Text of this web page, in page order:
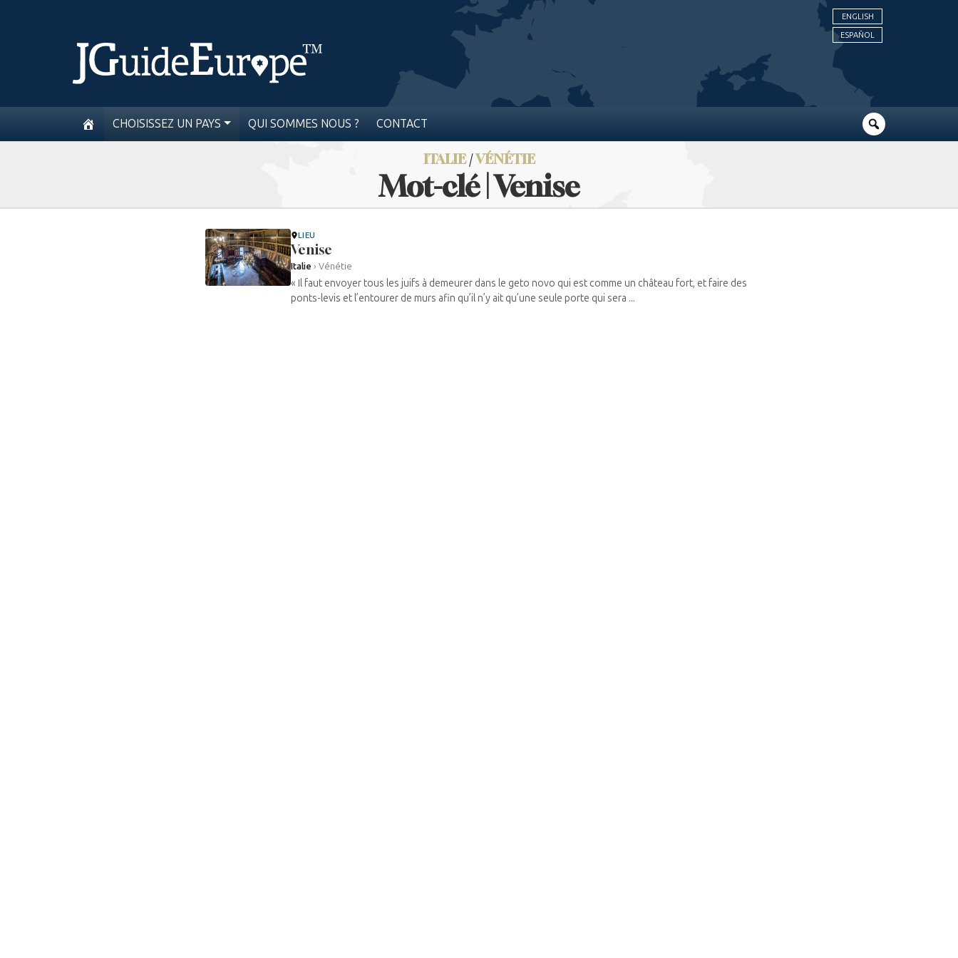
ENGLISH
ESPAÑOL
CHOISISSEZ UN PAYS QUI SOMMES NOUS ? CONTACT
ITALIE/VÉNÉTIE
Mot-clé | Venise
LIEU
Venise
Italie › Vénétie
« Il faut envoyer tous les juifs à demeurer dans le geto novo qui est comme un château fort, et faire des
ponts-levis et l’entourer de murs afin qu’il n’y ait qu’une seule porte qui sera ...